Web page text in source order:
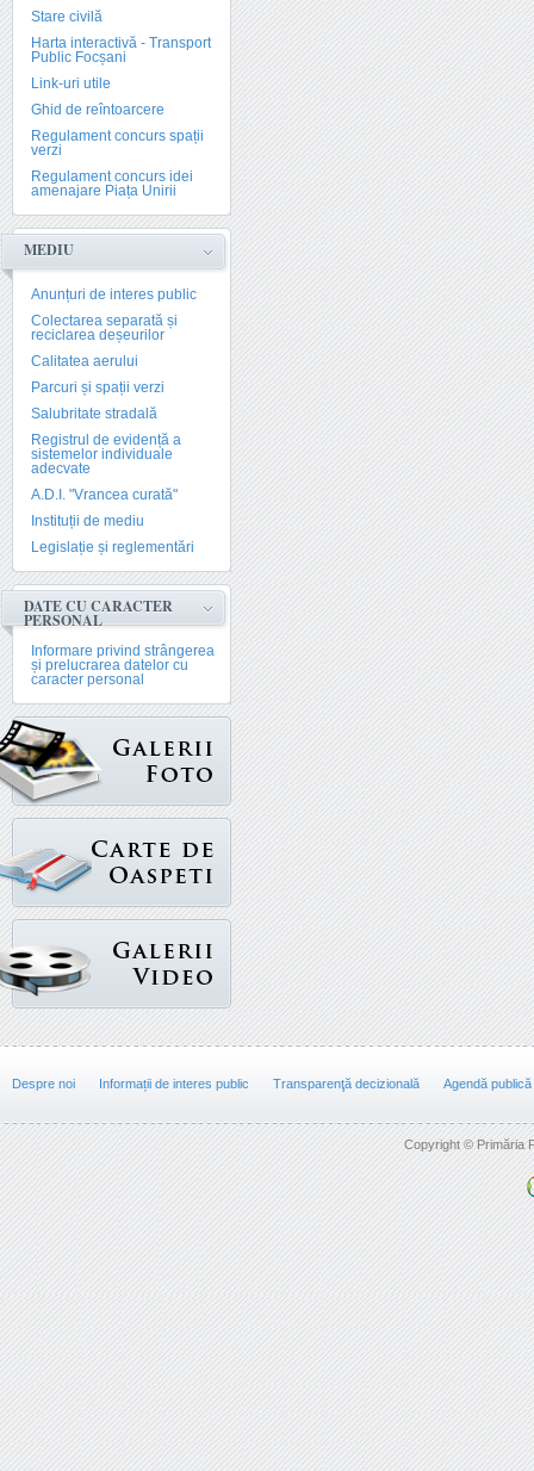
Stare civilă
Harta interactivă - Transport
Public Focșani
Link-uri utile
Ghid de reîntoarcere
Regulament concurs spații
verzi
Regulament concurs idei
amenajare Piața Unirii
MEDIU
Anunțuri de interes public
Colectarea separată și
reciclarea deșeurilor
Calitatea aerului
Parcuri și spații verzi
Salubritate stradală
Registrul de evidență a
sistemelor individuale
adecvate
A.D.I. "Vrancea curată"
Instituții de mediu
Legislație și reglementări
DATE CU CARACTER
PERSONAL
Informare privind strângerea
și prelucrarea datelor cu
caracter personal
Despre noi Informații de interes public Transparenţă decizională Agendă publică
Copyright © Primăria